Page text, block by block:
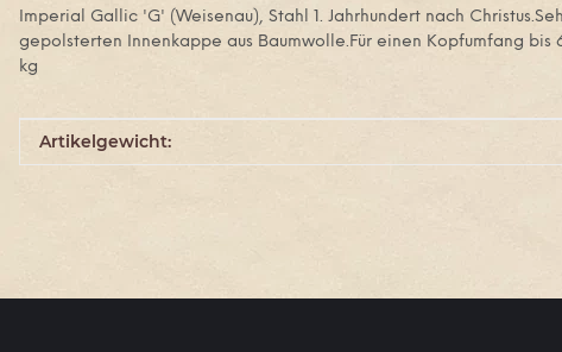
Imperial Gallic 'G' (Weisenau), Stahl 1. Jahrhundert nach
gepolsterten Innenkappe aus Baumwolle.Für einen Kopfumfang
kg
Produkteigenschaft
Wert
Artikelgewicht: